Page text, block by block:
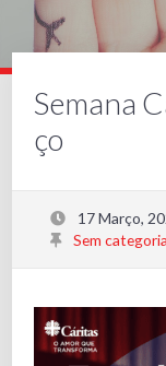
Semana
ço
17 Março,
Sem categoria